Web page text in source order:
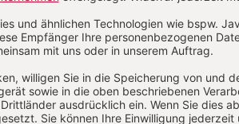
jetzt lesen!